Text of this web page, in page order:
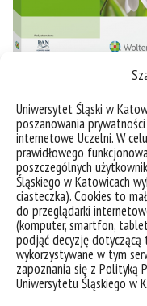
Uniwersytet Śląski w
poszanowania
internetowe Uczelni. W
prawidłowego
poszczególnych
Śląskiego w Katowicach
ciasteczka). Cookies to
do przeglądarki
(komputer, smartfon,
podjąć decyzję dotyczącą
wykorzystywane w tym
zapoznania się z Polityką
Uniwersytetu Śląskiego w
deklaracja dostępności